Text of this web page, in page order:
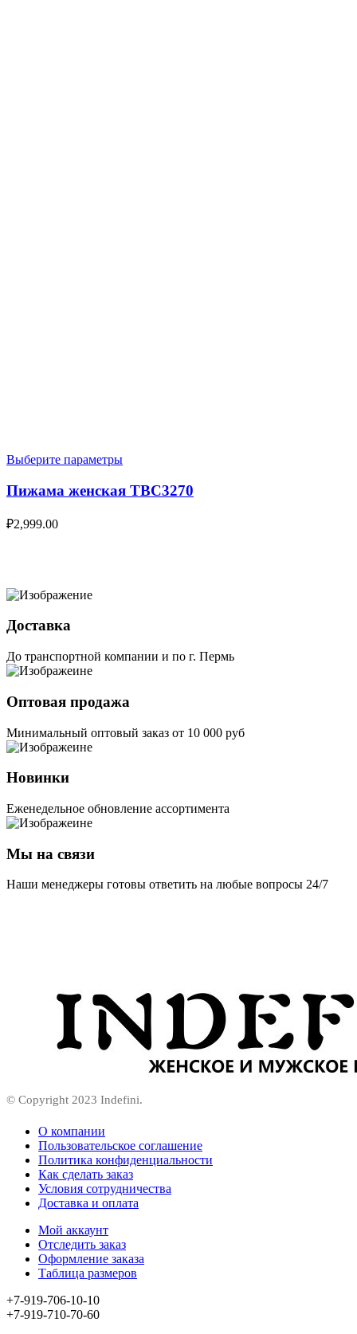
Выберите параметры
Пижама женская TBC3270
₽2,999.00
Доставка
До транспортной компании и по г. Пермь
Оптовая продажа
Минимальный оптовый заказ от 10 000 руб
Новинки
Еженедельное обновление ассортимента
Мы на связи
Наши менеджеры готовы ответить на любые вопросы 24/7
© Copyright 2023 Indefini.
О компании
Пользовательское соглашение
Политика конфиденциальности
Как сделать заказ
Условия сотрудничества
Доставка и оплата
Мой аккаунт
Отследить заказ
Оформление заказа
Таблица размеров
+7-919-706-10-10
+7-919-710-70-60